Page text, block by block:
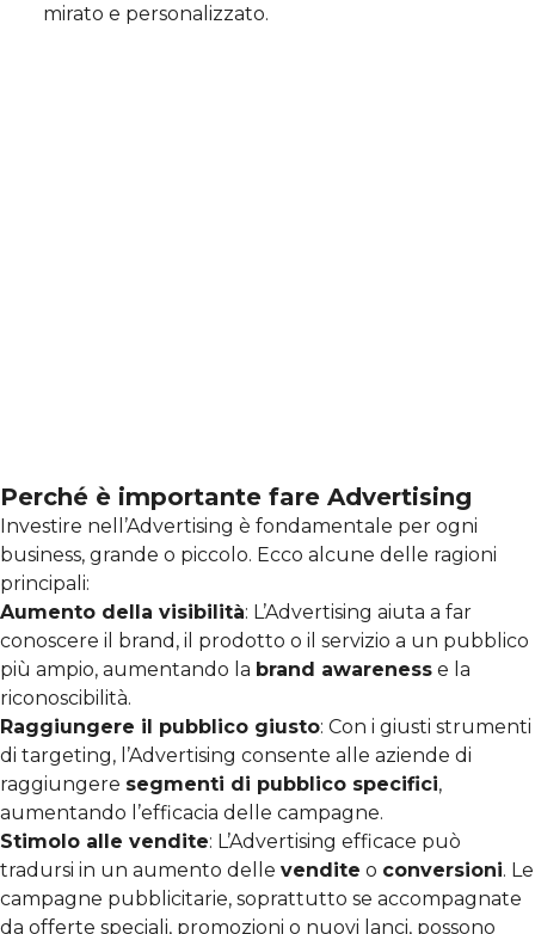
mirato e personalizzato.
Perché è importante fare Advertising
Investire nell’Advertising è fondamentale per ogni
business, grande o piccolo. Ecco alcune delle ragioni
principali:
Aumento della visibilità: L’Advertising aiuta a far
conoscere il brand, il prodotto o il servizio a un pubblico
più ampio, aumentando la brand awareness e la
riconoscibilità.
Raggiungere il pubblico giusto: Con i giusti strumenti
di targeting, l’Advertising consente alle aziende di
raggiungere segmenti di pubblico specifici,
aumentando l’efficacia delle campagne.
Stimolo alle vendite: L’Advertising efficace può
tradursi in un aumento delle vendite o conversioni. Le
campagne pubblicitarie, soprattutto se accompagnate
da offerte speciali, promozioni o nuovi lanci, possono